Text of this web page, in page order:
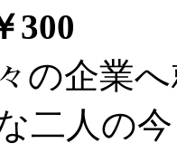
300
の企業
二人の